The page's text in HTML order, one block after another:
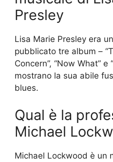
Presley
Lisa Marie Presley era
pubblicato tre album –
Concern”, “Now What” e
mostrano la sua abile
blues.
Qual è la
Michael
Michael Lockwood è un